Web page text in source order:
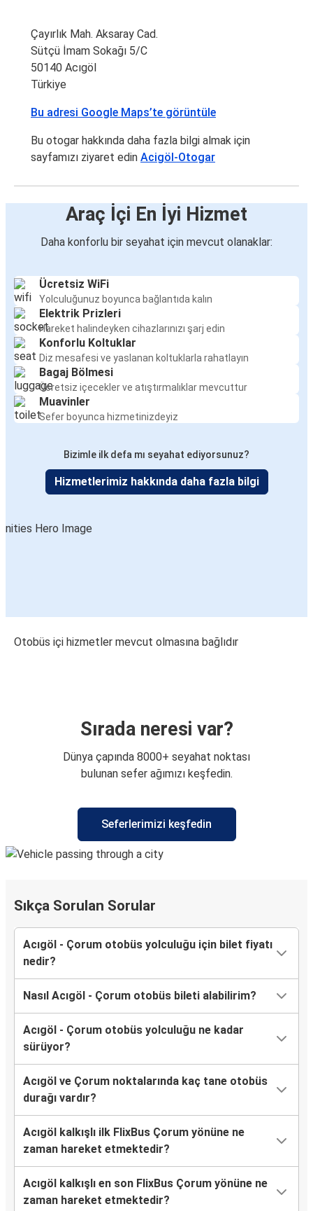
Çayırlık Mah. Aksaray Cad.
Sütçü İmam Sokağı 5/C
50140 Acıgöl
Türkiye
Bu adresi Google Maps’te görüntüle
Bu otogar hakkında daha fazla bilgi almak için
sayfamızı ziyaret edin Acigöl-Otogar
Araç İçi En İyi Hizmet
Daha konforlu bir seyahat için mevcut olanaklar:
Ücretsiz WiFi
Yolculuğunuz boyunca bağlantıda kalın
Elektrik Prizleri
Hareket halindeyken cihazlarınızı şarj edin
Konforlu Koltuklar
Diz mesafesi ve yaslanan koltuklarla rahatlayın
Bagaj Bölmesi
Ücretsiz içecekler ve atıştırmalıklar mevcuttur
Muavinler
Sefer boyunca hizmetinizdeyiz
Bizimle ilk defa mı seyahat ediyorsunuz?
Hizmetlerimiz hakkında daha fazla bilgi
Otobüs içi hizmetler mevcut olmasına bağlıdır
Sırada neresi var?
Dünya çapında 8000+ seyahat noktası
bulunan sefer ağımızı keşfedin.
Seferlerimizi keşfedin
Sıkça Sorulan Sorular
Acıgöl - Çorum otobüs yolculuğu için bilet fiyatı
nedir?
Nasıl Acıgöl - Çorum otobüs bileti alabilirim?
Acıgöl - Çorum otobüs yolculuğu ne kadar
sürüyor?
Acıgöl ve Çorum noktalarında kaç tane otobüs
durağı vardır?
Acıgöl kalkışlı ilk FlixBus Çorum yönüne ne
zaman hareket etmektedir?
Acıgöl kalkışlı en son FlixBus Çorum yönüne ne
zaman hareket etmektedir?